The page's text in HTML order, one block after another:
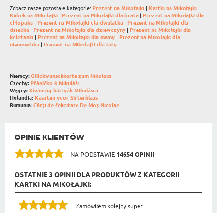
Zobacz nasze pozostałe kategorie: Prezent na Mikołajki | Kartki na Mikołajki |
Kubek na Mikołajki | Prezent na Mikołajki dla brata | Prezent na Mikołajki dla
chłopaka | Prezent na Mikołajki dla dwulatka | Prezent na Mikołajki dla
dziecka | Prezent na Mikołajki dla dziewczyny | Prezent na Mikołajki dla
koleżanki | Prezent na Mikołajki dla mamy | Prezent na Mikołajki dla
niemowlaka | Prezent na Mikołajki dla taty
Niemcy: Glückwunschkarte zum Nikolaus
Czechy: Přáníčko k Mikuláši
Węgry: Kívánság kártyák Mikulásra
Holandia: Kaarten voor Sinterklaas
Rumunia: Cărți de felicitare De Moș Nicolae
OPINIE KLIENTÓW
NA PODSTAWIE 14654 OPINII
OSTATNIE 3 OPINII DLA PRODUKTÓW Z KATEGORII
KARTKI NA MIKOŁAJKI:
Zamówiłem kolejny super.